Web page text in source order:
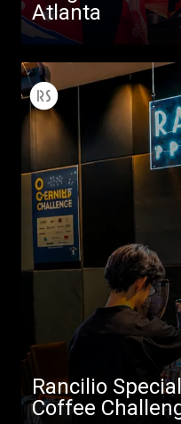
Atlanta
Rancilio
Coffee
Alle
Produkte
Nachrichten
Herunterladen
Mehr